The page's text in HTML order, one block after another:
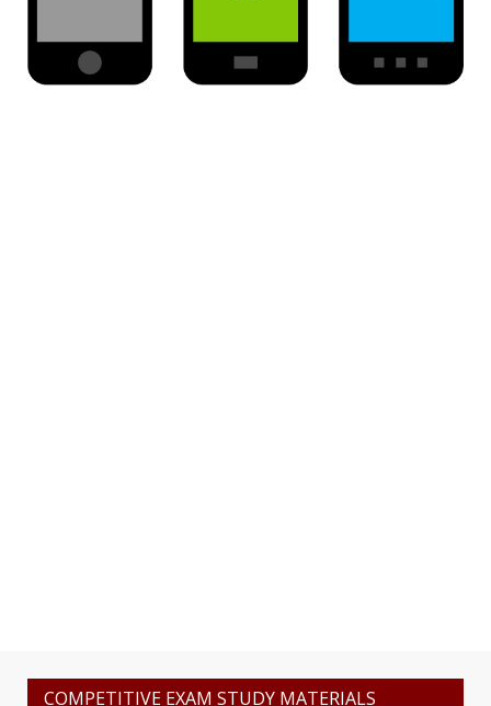
COMPETITIVE EXAM STUDY MATERIALS